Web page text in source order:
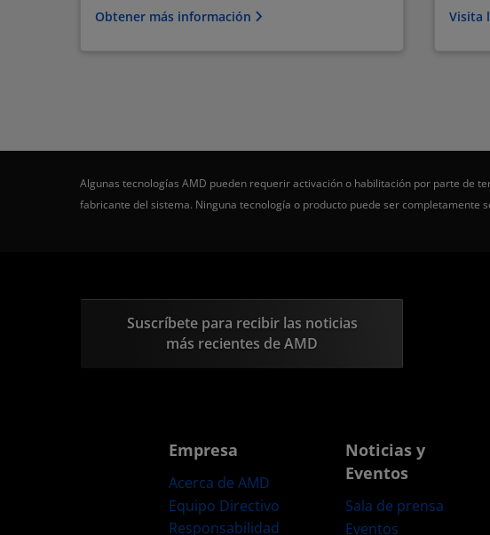
Obtener más información
Visita
Algunas tecnologías AMD pueden requerir activación o habilitación por parte de
fabricante del sistema. Ninguna tecnología o producto puede ser completamente
Suscríbete para recibir las noticias
más recientes de AMD
Empresa
Acerca de AMD
Equipo Directivo
Responsabilidad
Noticias y
Eventos
Sala de prensa
Eventos